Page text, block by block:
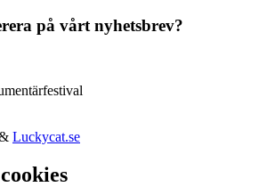
på vårt nyhetsbrev?
Luckycat.se